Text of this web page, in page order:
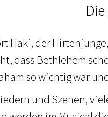
Haki, der
dass Bethlehem
so wichtig war
und Szenen,